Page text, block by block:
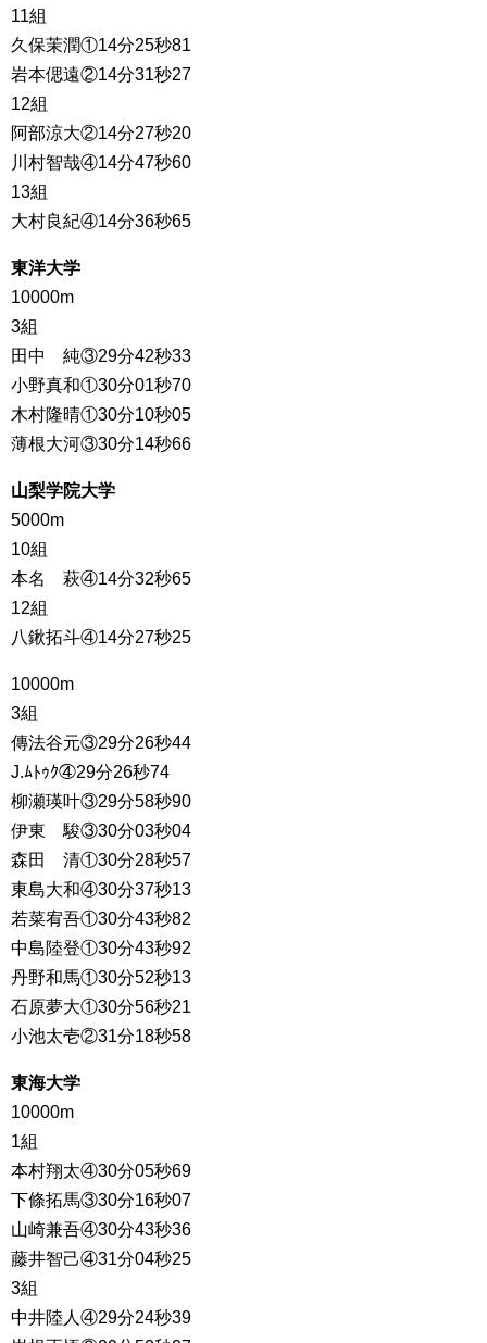
11組
久保茉潤①14分25秒81
岩本偲遠②14分31秒27
12組
阿部涼大②14分27秒20
川村智哉④14分47秒60
13組
大村良紀④14分36秒65
東洋大学
10000m
3組
田中 純③29分42秒33
小野真和①30分01秒70
木村隆晴①30分10秒05
薄根大河③30分14秒66
山梨学院大学
5000m
10組
本名 萩④14分32秒65
12組
八鍬拓斗④14分27秒25
10000m
3組
傳法谷元③29分26秒44
J.ﾑﾄｩｸ④29分26秒74
柳瀬瑛叶③29分58秒90
伊東 駿③30分03秒04
森田 清①30分28秒57
東島大和④30分37秒13
若菜宥吾①30分43秒82
中島陸登①30分43秒92
丹野和馬①30分52秒13
石原夢大①30分56秒21
小池太壱②31分18秒58
東海大学
10000m
1組
本村翔太④30分05秒69
下條拓馬③30分16秒07
山崎兼吾④30分43秒36
藤井智己④31分04秒25
3組
中井陸人④29分24秒39